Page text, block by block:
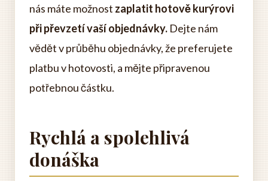
nás máte možnost zaplatit hotově kurýrovi
při převzetí vaší objednávky. Dejte nám
vědět v průběhu objednávky, že preferujete
platbu v hotovosti, a mějte připravenou
potřebnou částku.
Rychlá a spolehlivá
donáška